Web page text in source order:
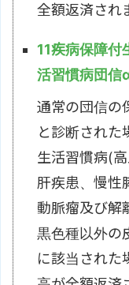
全額返済され
11疾病保障付
活習慣病団信
通常の団信の
と診断された
生活習慣病(
肝疾患、慢性
動脈瘤及び解
黒色種以外の
に該当された